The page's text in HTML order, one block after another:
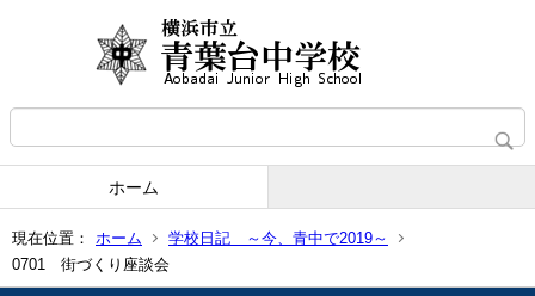
ホーム
現在位置： ホーム
学校日記 ～今、青中で2019～
0701 街づくり座談会